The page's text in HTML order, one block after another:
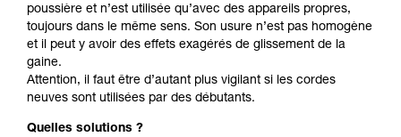
poussière et n’est utilisée qu’avec des appareils propres,
toujours dans le même sens. Son usure n’est pas homogène
et il peut y avoir des effets exagérés de glissement de la
gaine.
Attention, il faut être d’autant plus vigilant si les cordes
neuves sont utilisées par des débutants.
Quelles solutions ?